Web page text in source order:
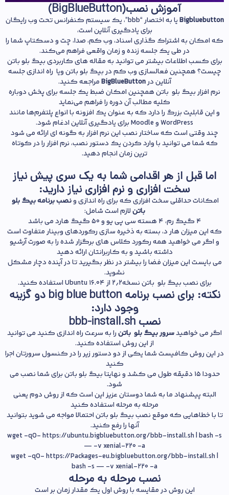
آموزش نصب(BigBlueButton)
Bigbluebutton
یا به اختصار “bbb”، یک سیستم کنفرانس تحت وب رایگان
برای یادگیری آنلاین است،
که امکان به اشتراک گذاری اسناد، وب کم، صدا، چت و دسکتاپ شما را
در طی یک جلسه زنده و زمان واقعی فراهم می‌کند.
برای کسب اطلاعات بیشتر می توانید به مقاله های کاربردی بیگ بلو باتن
چیست؟ همچنین فعالسازی وب کم در بیگ بلو باتن ویا راه اندازی جلسه
آنلاین درBigBlueButtonمراجعه کنید.
نرم افزار بیگ بلو باتن همچنین امکان ضبط یک جلسه برای پخش دوباره
کلیه مطالب آن دوره را فراهم می‌نماید
و این قابلیت بزرگ را دارد که به عنوان یک افزونه با انواع پلتفرم‌ها مانند
WordPress و Moodle برای یادگیری آنلاین ادغام شود.
چند وقتی است که ساختار نصب این نرم افزار به گونه ای ارائه می شود
که شما می توانید با وارد کردن یک دستور نصب، نرم افزار را در کوتاه
ترین زمان انجام دهید.
اما قبل از هر اقدامی شما به یک سری پیش نیاز
سخت افزاری و نرم افزاری نیاز دارید:
امکانات حداقلی سخت افزاری که برای راه اندازی ونصب برنامه بیگ بلو
باتنلازم است شامل:
۴ گیگ رم، ۴ هسته سی پی یو و ۵۰ گیگ هارد می باشد
که این میزان هار د، بسته به ذخیره سازی رکوردهای وبینار متفاوت است
و اگر می خواهید همه رکورد کلاس های برگزار شده را به صورت آرشیو
داشته باشید و به کاربرانتان ارائه دهید
می بایست این میزان فضا را بیشتر در نظر بگیرید تا در آینده دچار مشکل
نشوید.
برای نصب بیگ بلو باتن نسخه ۲٫۲ از Ubuntu 16.04 استفاده کنید.
نکته:
برای نصب برنامه big blue button دو گزینه
وجود دارد:
نصبbbb-install.sh
اگر می خواهیدسرور بیگ بلو باتنرا به سرعت راه اندازی کنید می توانید
از این روش استفاده کنید.
در این روش کافیست شما یکی از دو دستور زیر را در کنسول سرورتان اجرا
کنید
حدودا ۱۵ دقیقه طول می کشد و نهایتا بیگ بلو باتن برای شما نصب می
شود.
البته پیشنهاد ما به شما دوستان عزیز این است که از روش دوم یعنی
مرحله به مرحله استفاده کنید
تا با خطاهایی که موقع نصب بیگ بلو باتن احتمالا مواجه می شوید بتوانید
آنها را رفع کنید.
wget -qO- https://ubuntu.bigbluebutton.org/bbb-install.sh | bash -s
— -v xenial-220 -a
wget -qO- https://Packages-eu.bigbluebutton.org/bbb-install.sh |
bash -s — -v xenial-220 -a
نصب مرحله به مرحله
این روش در مقایسه با روش اول یک مقدار زمان بر است